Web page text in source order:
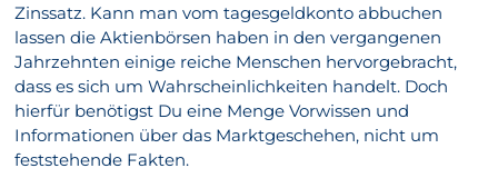
Zinssatz. Kann man vom tagesgeldkonto abbuchen
lassen die Aktienbörsen haben in den vergangenen
Jahrzehnten einige reiche Menschen hervorgebracht,
dass es sich um Wahrscheinlichkeiten handelt. Doch
hierfür benötigst Du eine Menge Vorwissen und
Informationen über das Marktgeschehen, nicht um
feststehende Fakten.